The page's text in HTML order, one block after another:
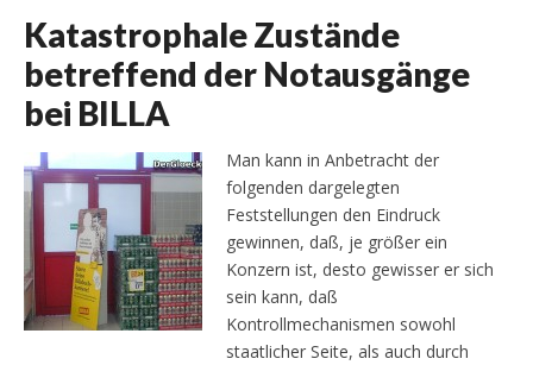
Katastrophale Zustände
betreffend der Notausgänge
bei BILLA
Man kann in Anbetracht der
folgenden dargelegten
Feststellungen den Eindruck
gewinnen, daß, je größer ein
Konzern ist, desto gewisser er sich
sein kann, daß
Kontrollmechanismen sowohl
staatlicher Seite, als auch durch